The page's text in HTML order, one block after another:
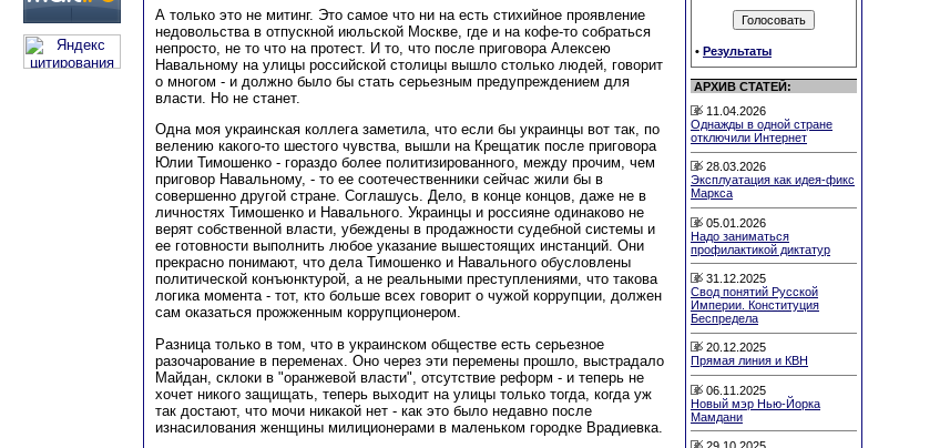
А только это не митинг. Это самое что ни на есть стихийное проявление
недовольства в отпускной июльской Москве, где и на кофе-то собраться
непросто, не то что на протест. И то, что после приговора Алексею
Навальному на улицы российской столицы вышло столько людей, говорит
о многом - и должно было бы стать серьезным предупреждением для
власти. Но не станет.
Одна моя украинская коллега заметила, что если бы украинцы вот так, по
велению какого-то шестого чувства, вышли на Крещатик после приговора
Юлии Тимошенко - гораздо более политизированного, между прочим, чем
приговор Навальному, - то ее соотечественники сейчас жили бы в
совершенно другой стране. Соглашусь. Дело, в конце концов, даже не в
личностях Тимошенко и Навального. Украинцы и россияне одинаково не
верят собственной власти, убеждены в продажности судебной системы и
ее готовности выполнить любое указание вышестоящих инстанций. Они
прекрасно понимают, что дела Тимошенко и Навального обусловлены
политической конъюнктурой, а не реальными преступлениями, что такова
логика момента - тот, кто больше всех говорит о чужой коррупции, должен
сам оказаться прожженным коррупционером.
Разница только в том, что в украинском обществе есть серьезное
разочарование в переменах. Оно через эти перемены прошло, выстрадало
Майдан, склоки в "оранжевой власти", отсутствие реформ - и теперь не
хочет никого защищать, теперь выходит на улицы только тогда, когда уж
так достают, что мочи никакой нет - как это было недавно после
изнасилования женщины милиционерами в маленьком городке Врадиевка.
• Результаты
АРХИВ СТАТЕЙ:
11.04.2026
Однажды в одной стране
отключили Интернет
28.03.2026
Эксплуатация как идея-фикс
Маркса
05.01.2026
Надо заниматься
профилактикой диктатур
31.12.2025
Свод понятий Русской
Империи. Конституция
Беспредела
20.12.2025
Прямая линия и КВН
06.11.2025
Новый мэр Нью-Йорка
Мамдани